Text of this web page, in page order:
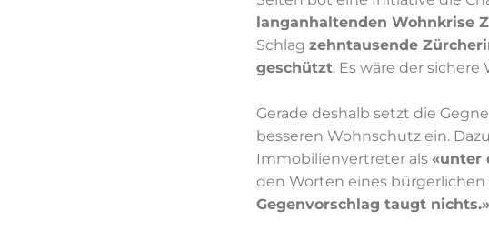
langanhaltenden Wohnkrise
Schlag zehntausende
geschützt. Es wäre der
Gerade deshalb setzt die
besseren Wohnschutz ein.
Immobilienvertreter als «unter
den Worten eines bürgerlichen
Gegenvorschlag taugt nichts.»